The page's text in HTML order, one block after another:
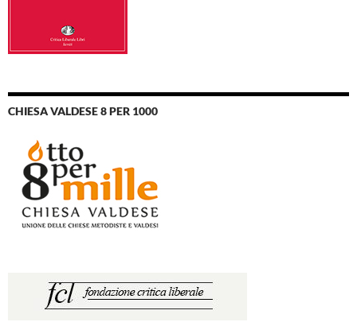
CHIESA VALDESE 8 PER 1000